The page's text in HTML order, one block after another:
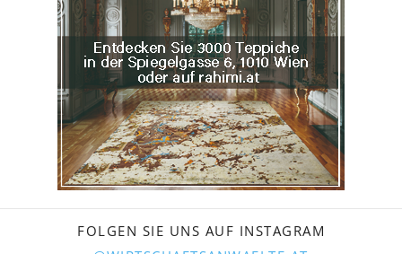
FOLGEN SIE UNS AUF INSTAGRAM